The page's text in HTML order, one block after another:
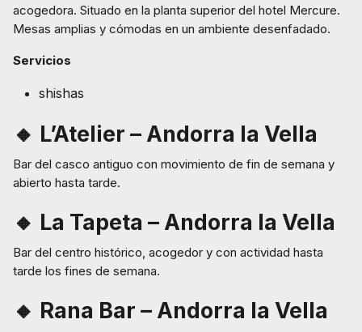
acogedora. Situado en la planta superior del hotel Mercure.
Mesas amplias y cómodas en un ambiente desenfadado.
Servicios
shishas
🔸 L’Atelier – Andorra la Vella
Bar del casco antiguo con movimiento de fin de semana y
abierto hasta tarde.
🔸 La Tapeta – Andorra la Vella
Bar del centro histórico, acogedor y con actividad hasta
tarde los fines de semana.
🔸 Rana Bar – Andorra la Vella